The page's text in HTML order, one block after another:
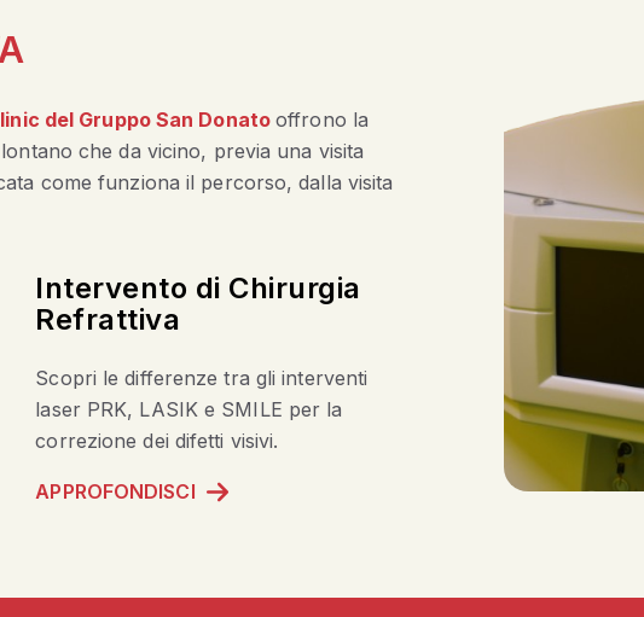
del Gruppo San Donato offrono la
che da vicino, previa una visita
come funziona il percorso, dalla visita
Intervento di Chirurgia
Refrattiva
Scopri le differenze tra gli interventi
laser PRK, LASIK e SMILE per la
correzione dei difetti visivi.
APPROFONDISCI